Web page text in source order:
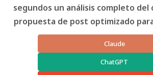
segundos un análisis completo del
propuesta de post optimizado
Claude
ChatGPT